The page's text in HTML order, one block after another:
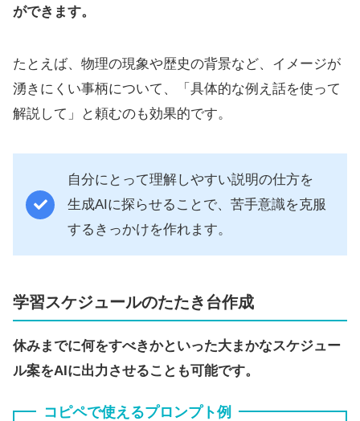
ができます。
たとえば、物理の現象や歴史の背景など、イメージが
湧きにくい事柄について、「具体的な例え話を使って
解説して」と頼むのも効果的です。
自分にとって理解しやすい説明の仕方を
生成AIに探らせることで、苦手意識を克服
するきっかけを作れます。
学習スケジュールのたたき台作成
休みまでに何をすべきかといった大まかなスケジュー
ル案をAIに出力させることも可能です。
コピペで使えるプロンプト例